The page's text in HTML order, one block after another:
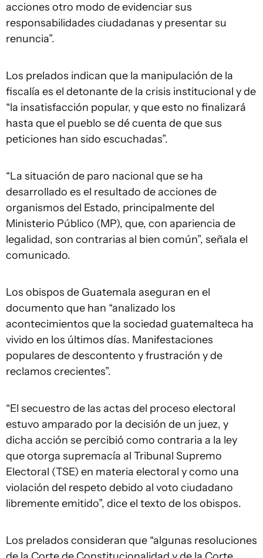
acciones otro modo de evidenciar sus
responsabilidades ciudadanas y presentar su
renuncia”.
Los prelados indican que la manipulación de la
fiscalía es el detonante de la crisis institucional y de
“la insatisfacción popular, y que esto no finalizará
hasta que el pueblo se dé cuenta de que sus
peticiones han sido escuchadas”.
“La situación de paro nacional que se ha
desarrollado es el resultado de acciones de
organismos del Estado, principalmente del
Ministerio Público (MP), que, con apariencia de
legalidad, son contrarias al bien común”, señala el
comunicado.
Los obispos de Guatemala aseguran en el
documento que han “analizado los
acontecimientos que la sociedad guatemalteca ha
vivido en los últimos días. Manifestaciones
populares de descontento y frustración y de
reclamos crecientes”.
“El secuestro de las actas del proceso electoral
estuvo amparado por la decisión de un juez, y
dicha acción se percibió como contraria a la ley
que otorga supremacía al Tribunal Supremo
Electoral (TSE) en materia electoral y como una
violación del respeto debido al voto ciudadano
libremente emitido”, dice el texto de los obispos.
Los prelados consideran que “algunas resoluciones